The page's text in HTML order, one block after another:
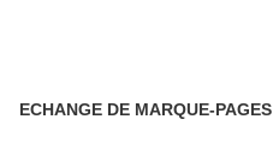
ECHANGE DE MARQUE-PAGES